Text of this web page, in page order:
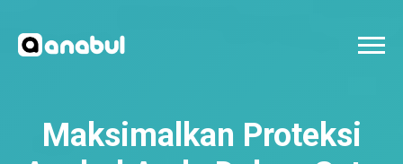
Maksimalkan Proteksi